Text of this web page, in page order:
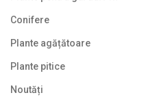
Plante pletoase, pendulare
Plante târâtoare
Conifere
Plante agățătoare
Plante pitice
Noutăți